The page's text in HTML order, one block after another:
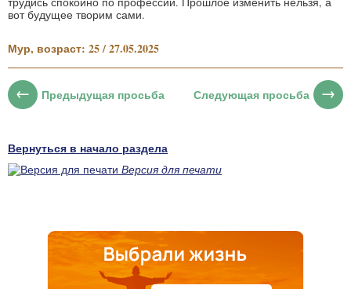
вот будущее творим сами.
Мур, возраст: 25 / 27.05.2025
Предыдущая просьба Следующая просьба
Вернуться в начало раздела
Версия для печати